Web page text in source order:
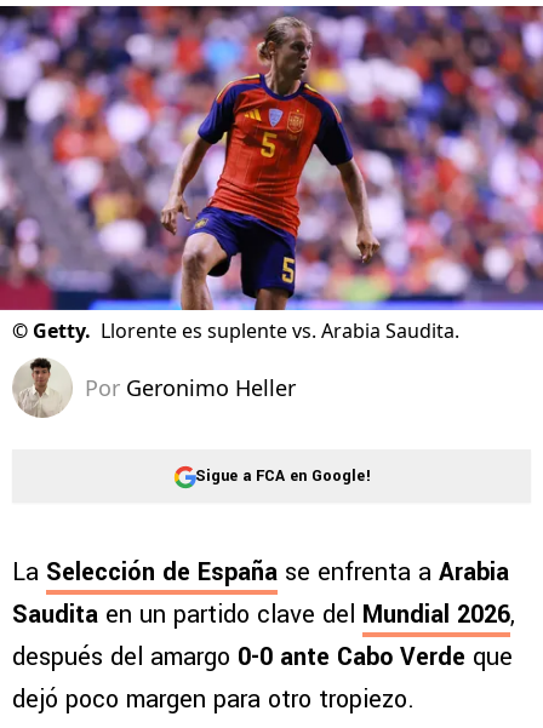
© Getty. Llorente es suplente vs. Arabia Saudita.
Por Geronimo Heller
Sigue a FCA en Google!
La Selección de España se enfrenta a Arabia
Saudita en un partido clave del Mundial 2026,
después del amargo 0-0 ante Cabo Verde que
dejó poco margen para otro tropiezo.